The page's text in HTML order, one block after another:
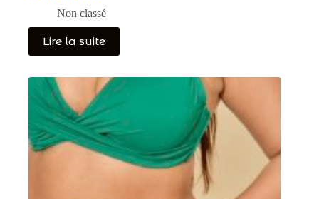
Non classé
Lire la suite